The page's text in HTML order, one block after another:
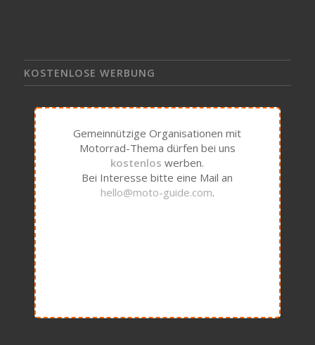
KOSTENLOSE WERBUNG
Gemeinnützige Organisationen mit
Motorrad-Thema dürfen bei uns
kostenlos werben.
Bei Interesse bitte eine Mail an
hello@moto-guide.com.